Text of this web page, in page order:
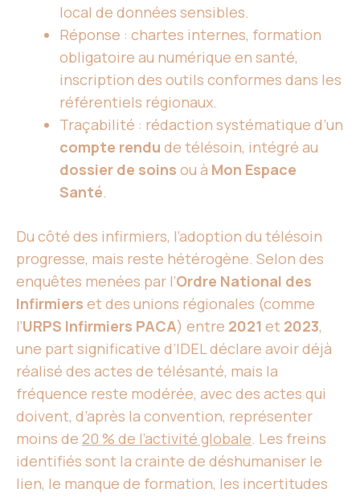
local de données sensibles.
Réponse : chartes internes, formation
obligatoire au numérique en santé,
inscription des outils conformes dans les
référentiels régionaux.
Traçabilité : rédaction systématique d’un
compte rendu de télésoin, intégré au
dossier de soins ou à Mon Espace
Santé.
Du côté des infirmiers, l’adoption du télésoin
progresse, mais reste hétérogène. Selon des
enquêtes menées par l’Ordre National des
Infirmiers et des unions régionales (comme
l’URPS Infirmiers PACA) entre 2021 et 2023,
une part significative d’IDEL déclare avoir déjà
réalisé des actes de télésanté, mais la
fréquence reste modérée, avec des actes qui
doivent, d’après la convention, représenter
moins de 20 % de l’activité globale. Les freins
identifiés sont la crainte de déshumaniser le
lien, le manque de formation, les incertitudes